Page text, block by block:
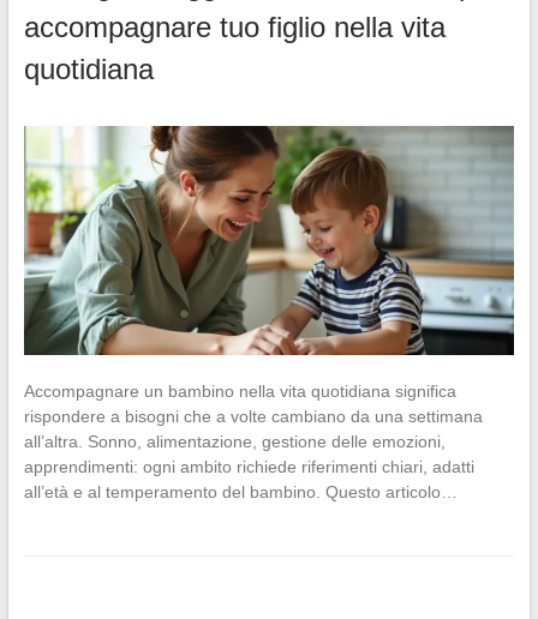
accompagnare tuo figlio nella vita
quotidiana
Accompagnare un bambino nella vita quotidiana significa
rispondere a bisogni che a volte cambiano da una settimana
all’altra. Sonno, alimentazione, gestione delle emozioni,
apprendimenti: ogni ambito richiede riferimenti chiari, adatti
all’età e al temperamento del bambino. Questo articolo…